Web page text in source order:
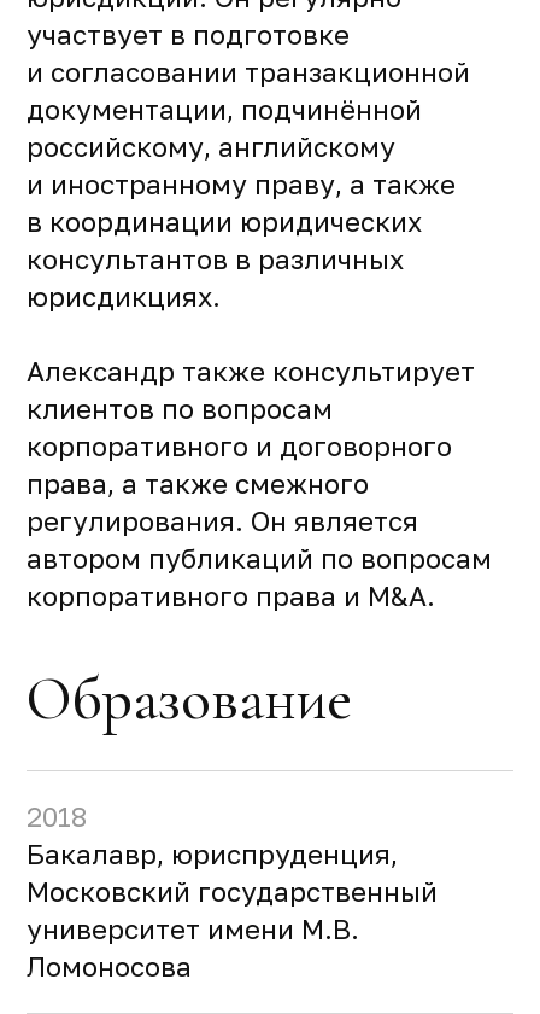
участвует в подготовке
и согласовании транзакционной
документации, подчинённой
российскому, английскому
и иностранному праву, а также
в координации юридических
консультантов в различных
юрисдикциях.
Александр также консультирует
клиентов по вопросам
корпоративного и договорного
права, а также смежного
регулирования. Он является
автором публикаций по вопросам
корпоративного права и M&A.
Образование
2018
Бакалавр, юриспруденция,
Московский государственный
университет имени М.В.
Ломоносова